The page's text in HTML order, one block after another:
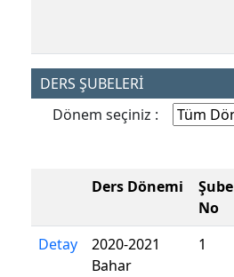
DERS ŞUBELERİ
Dönem seçiniz :
Ders Dönemi
Şube
No
Detay
2020-2021
Bahar
1